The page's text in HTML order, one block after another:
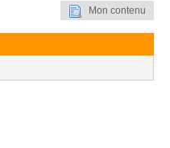
Mon contenu